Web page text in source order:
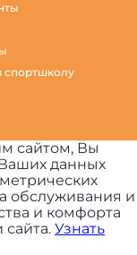
спортшколу
сайтом, Вы
данных
обслуживания и
и комфорта
Узнать